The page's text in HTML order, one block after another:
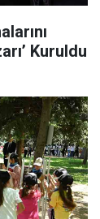
Kuruldu